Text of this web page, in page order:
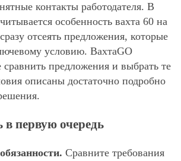
контакты работодателя. В
особенность вахта 60 на
отсеять предложения, которые
условию. ВахтаGO
сравнить предложения и выбрать те
описаны достаточно подробно
в первую очередь
Сравните требования